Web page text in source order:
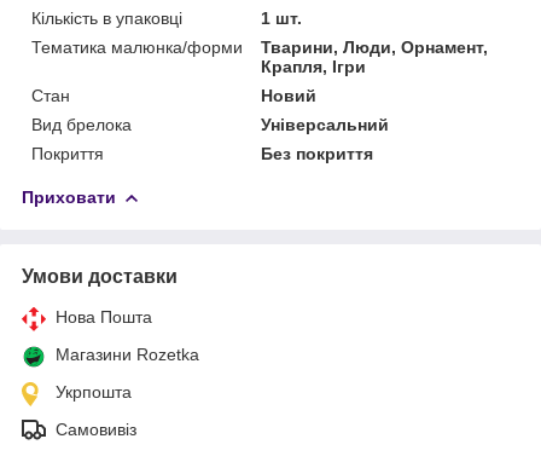
Кількість в упаковці
1 шт.
Тематика малюнка/форми
Тварини, Люди, Орнамент,
Крапля, Ігри
Стан
Новий
Вид брелока
Універсальний
Покриття
Без покриття
Приховати
Умови доставки
Нова Пошта
Магазини Rozetka
Укрпошта
Самовивіз